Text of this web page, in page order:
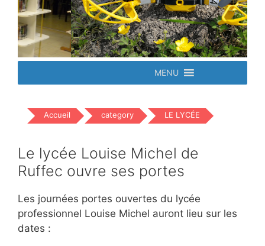
MENU
Accueil category LE LYCÉE
Le lycée Louise Michel de
Ruffec ouvre ses portes
Les journées portes ouvertes du lycée
professionnel Louise Michel auront lieu sur les
dates :